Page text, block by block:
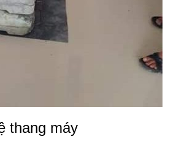
thang máy